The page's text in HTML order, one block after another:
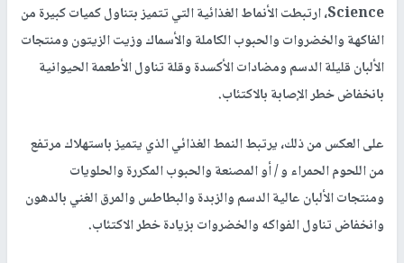
Science، ارتبطت الأنماط الغذائية التي تتميز بتناول كميات كبيرة من
الفاكهة والخضروات والحبوب الكاملة والأسماك وزيت الزيتون ومنتجات
الألبان قليلة الدسم ومضادات الأكسدة وقلة تناول الأطعمة الحيوانية
بانخفاض خطر الإصابة بالاكتئاب.
على العكس من ذلك، يرتبط النمط الغذائي الذي يتميز باستهلاك مرتفع
من اللحوم الحمراء و / أو المصنعة والحبوب المكررة والحلويات
ومنتجات الألبان عالية الدسم والزبدة والبطاطس والمرق الغني بالدهون
وانخفاض تناول الفواكه والخضروات بزيادة خطر الاكتئاب.